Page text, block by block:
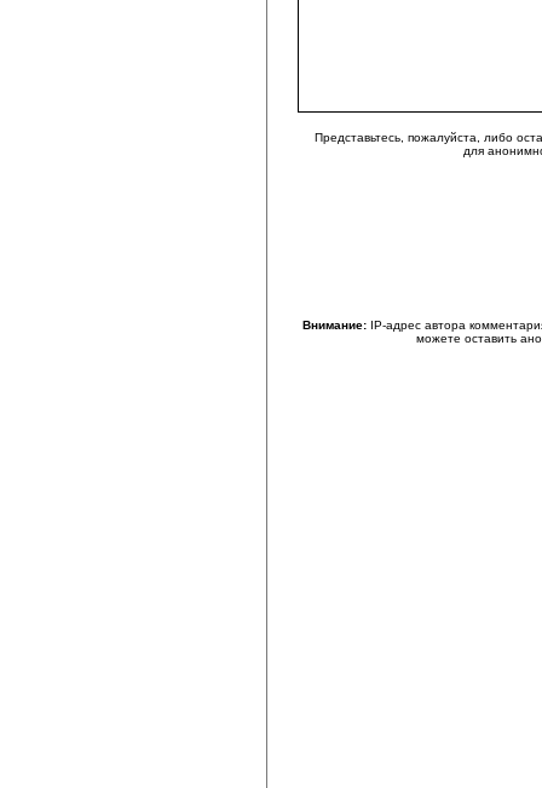
Представьтесь, пожалуйста, либо
для
Внимание:IP-адрес автора
можете оставить